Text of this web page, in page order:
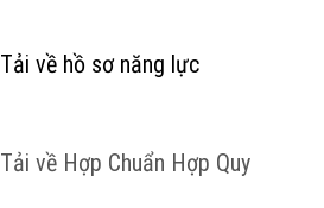
Tải về hồ sơ năng lực
Tải về Hợp Chuẩn Hợp Quy